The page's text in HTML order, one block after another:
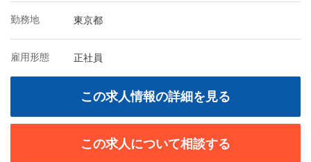
勤務地 東京都
雇用形態 正社員
この求人情報の詳細を見る
この求人について相談する